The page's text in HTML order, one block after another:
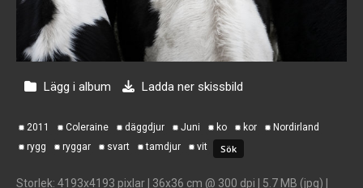
Lägg i album Ladda ner skissbild
2011 Coleraine däggdjur Juni ko kor
Nordirland
rygg
ryggar svart tamdjur vit
Storlek: 4193x4193 pixlar | 36x36 cm @ 300 dpi | 5.7 MB (jpg) |